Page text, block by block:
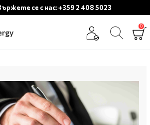
се с нас: +359 2 408 5023
0